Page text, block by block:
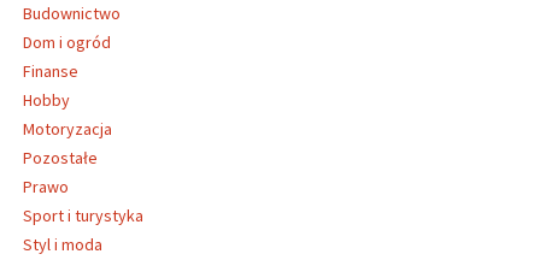
Budownictwo
Dom i ogród
Finanse
Hobby
Motoryzacja
Pozostałe
Prawo
Sport i turystyka
Styl i moda